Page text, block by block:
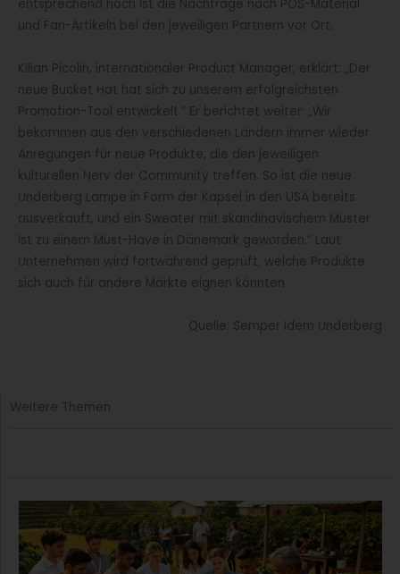
entsprechend hoch ist die Nachfrage nach POS-Material
und Fan-Artikeln bei den jeweiligen Partnern vor Ort.
Kilian Picolin, internationaler Product Manager, erklärt: „Der
neue Bucket Hat hat sich zu unserem erfolgreichsten
Promotion-Tool entwickelt.“ Er berichtet weiter: „Wir
bekommen aus den verschiedenen Ländern immer wieder
Anregungen für neue Produkte, die den jeweiligen
kulturellen Nerv der Community treffen. So ist die neue
Underberg Lampe in Form der Kapsel in den USA bereits
ausverkauft, und ein Sweater mit skandinavischem Muster
ist zu einem Must-Have in Dänemark geworden.“ Laut
Unternehmen wird fortwährend geprüft, welche Produkte
sich auch für andere Märkte eignen könnten.
Quelle: Semper Idem Underberg
Weitere Themen